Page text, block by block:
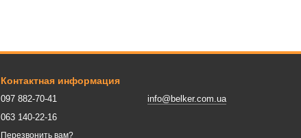
Контактная информация
097 882-70-41
063 140-22-16
Перезвонить вам?
info@belker.com.ua